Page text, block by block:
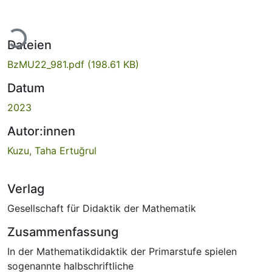
Lade...
Dateien
BzMU22_981.pdf (198.61 KB)
Datum
2023
Autor:innen
Kuzu, Taha Ertuğrul
Verlag
Gesellschaft für Didaktik der Mathematik
Zusammenfassung
In der Mathematikdidaktik der Primarstufe spielen
sogenannte halbschriftliche